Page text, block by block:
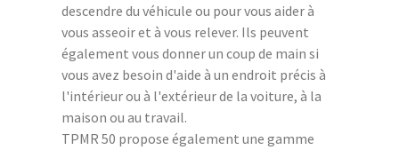
descendre du véhicule ou pour vous aider à
vous asseoir et à vous relever. Ils peuvent
également vous donner un coup de main si
vous avez besoin d'aide à un endroit précis à
l'intérieur ou à l'extérieur de la voiture, à la
maison ou au travail.
TPMR 50 propose également une gamme